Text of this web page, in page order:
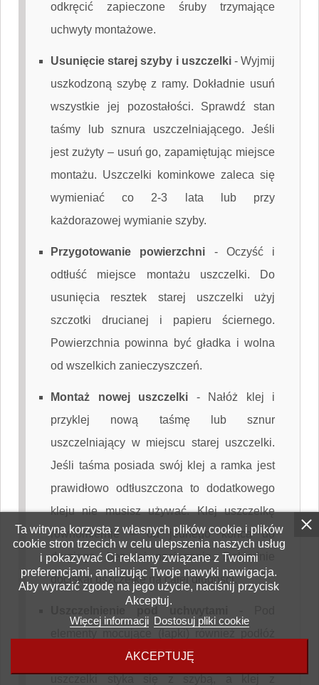
Ta witryna korzysta z własnych plików cookie i plików
cookie stron trzecich w celu ulepszenia naszych usług
i pokazywać Ci reklamy związane z Twoimi
preferencjami, analizując Twoje nawyki nawigacja.
Aby wyrazić zgodę na jego użycie, naciśnij przycisk
Akceptuj.
Więcej informacji Dostosuj pliki cookie
AKCEPTUJĘ
odkręcić zapieczone śruby trzymające
uchwyty montażowe.
Usunięcie starej szyby i uszczelki-Wyjmij
uszkodzoną szybę z ramy. Dokładnie usuń
wszystkie jej pozostałości. Sprawdź stan
taśmy lub sznura uszczelniającego. Jeśli
jest zużyty – usuń go, zapamiętując miejsce
montażu. Uszczelki kominkowe zaleca się
wymieniać co 2-3 lata lub przy
każdorazowej wymianie szyby.
Przygotowanie powierzchni - Oczyść i
odtłuść miejsce montażu uszczelki. Do
usunięcia resztek starej uszczelki użyj
szczotki drucianej i papieru ściernego.
Powierzchnia powinna być gładka i wolna
od wszelkich zanieczyszczeń.
Montaż nowej uszczelki -
Nałóż klej i
przyklej nową taśmę lub sznur
uszczelniający w miejscu starej uszczelki.
Jeśli taśma posiada swój klej a ramka jest
prawidłowo odtłuszczona to dodatkowego
kleju nie musisz używać. Klej uszczelkę
równomiernie – od jednego końca do
drugiego, bez jej naciągania. Dokładnie
dociskaj uszczelkę na całej długości.
Uszczelnienie pod uchwytami
uszczelkę. Upewnij się, że sucha część